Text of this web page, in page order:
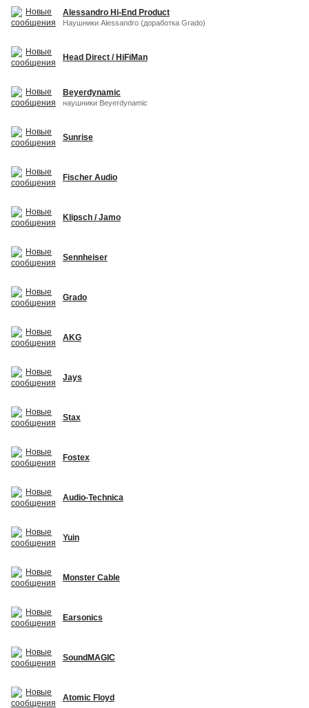
Alessandro Hi-End Product
Наушники Alessandro (доработка Grado)
Head Direct / HiFiMan
Beyerdynamic
наушники Beyerdynamic
Sunrise
Fischer Audio
Klipsch / Jamo
Sennheiser
Grado
AKG
Jays
Stax
Fostex
Audio-Technica
Yuin
Monster Cable
Earsonics
SoundMAGIC
Atomic Floyd